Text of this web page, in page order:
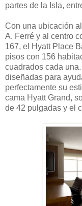
partes de la Isla,
Con una ubicación
A. Ferré y al centro
167, el Hyatt Place
pisos con 156
cuadrados cada
diseñadas para
perfectamente su
cama Hyatt Grand,
de 42 pulgadas y el